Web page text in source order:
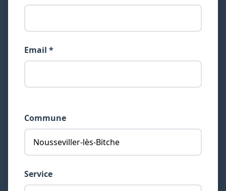
Email *
Commune
Service